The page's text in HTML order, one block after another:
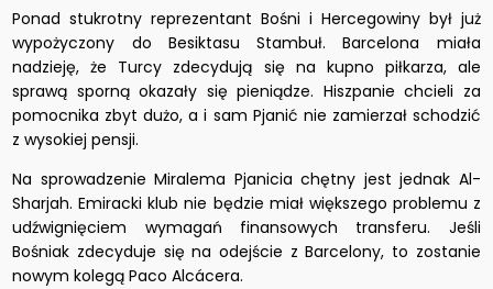
Ponad stukrotny reprezentant Bośni i Hercegowiny był już
wypożyczony do Besiktasu Stambuł. Barcelona miała
nadzieję, że Turcy zdecydują się na kupno piłkarza, ale
sprawą sporną okazały się pieniądze. Hiszpanie chcieli za
pomocnika zbyt dużo, a i sam Pjanić nie zamierzał schodzić
z wysokiej pensji.
Na sprowadzenie Miralema Pjanicia chętny jest jednak Al-
Sharjah. Emiracki klub nie będzie miał większego problemu z
udźwignięciem wymagań finansowych transferu. Jeśli
Bośniak zdecyduje się na odejście z Barcelony, to zostanie
nowym kolegą Paco Alcácera.